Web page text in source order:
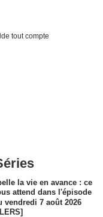
tout compte
la vie en avance : ce
attend dans l'épisode
vendredi 7 août 2026